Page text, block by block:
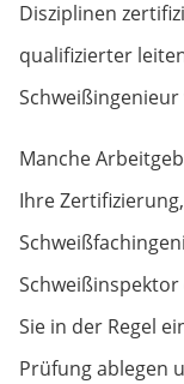
Disziplinen
qualifizierter
Manche
Ihre
Schweißinspektor
Sie in der Regel
Prüfung ablegen